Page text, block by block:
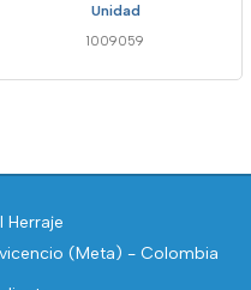
Unidad
1009059
Herraje
(Meta) - Colombia